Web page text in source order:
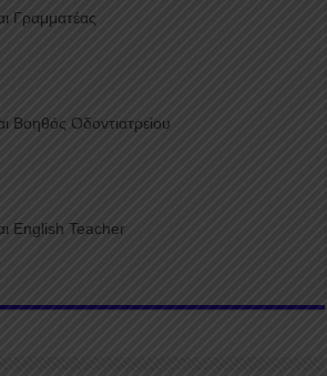
Γραμματέας
Βοηθός Οδοντιατρείου
English Teacher